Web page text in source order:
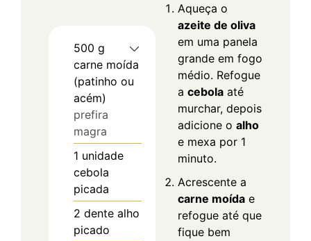
500 g
carne moída
(patinho ou
acém)
prefira
magra
1 unidade
cebola
picada
2 dente alho
picado
Aqueça o
azeite de oliva
em uma panela
grande em fogo
médio. Refogue
a cebola até
murchar, depois
adicione o alho
e mexa por 1
minuto.
Acrescente a
carne moída e
refogue até que
fique bem